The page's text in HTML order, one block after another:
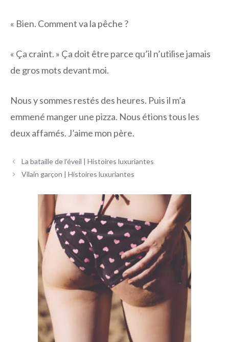
« Bien. Comment va la pêche ?
« Ça craint. » Ça doit être parce qu’il n’utilise jamais
de gros mots devant moi.
Nous y sommes restés des heures. Puis il m’a
emmené manger une pizza. Nous étions tous les
deux affamés. J’aime mon père.
Navigation
des
La bataille de l’éveil | Histoires luxuriantes
Vilain garçon | Histoires luxuriantes